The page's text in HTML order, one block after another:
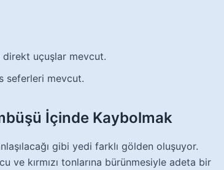
direkt uçuşlar mevcut.
seferleri mevcut.
İçinde Kaybolmak
gibi yedi farklı gölden oluşuyor.
ve kırmızı tonlarına bürünmesiyle adeta bir